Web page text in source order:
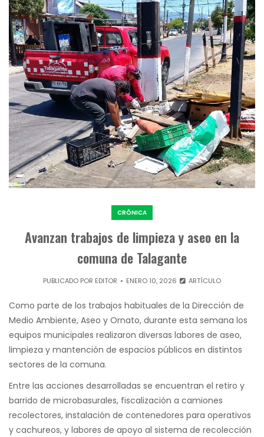
CRÓNICA
Avanzan trabajos de limpieza y aseo en la
comuna de Talagante
PUBLICADO POR EDITOR ENERO 10, 2026 ARTÍCULO
Como parte de los trabajos habituales de la Dirección de
Medio Ambiente, Aseo y Ornato, durante esta semana los
equipos municipales realizaron diversas labores de aseo,
limpieza y mantención de espacios públicos en distintos
sectores de la comuna.
Entre las acciones desarrolladas se encuentran el retiro y
barrido de microbasurales, fiscalización a camiones
recolectores, instalación de contenedores para operativos
y cachureos, y labores de apoyo al sistema de recolección